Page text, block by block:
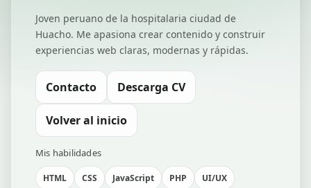
Joven peruano de la hospitalaria ciudad de
Huacho. Me apasiona crear contenido y construir
experiencias web claras, modernas y rápidas.
Contacto Descarga CV
Volver al inicio
Mis habilidades
HTML CSS JavaScript PHP UI/UX